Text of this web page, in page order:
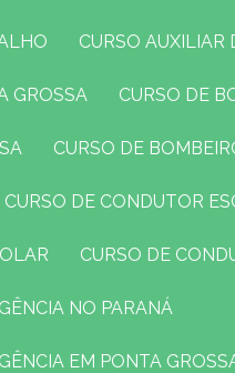
CURSO
GROSSA CURSO DE
CURSO DE
CURSO DE CONDUTOR
CURSO DE
NO PARANÁ
EM PONTA